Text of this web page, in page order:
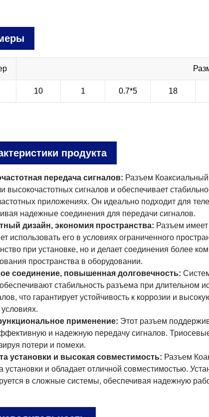
10 1 0.7*5 18
продукта
передача сигналов: Разъем
высокочастотных сигналов и обеспечивает
приложениях. Он идеально подходит для
надежные соединения для передачи сигналов.
дизайн, экономия пространства: Разъем
использовать его в условиях ограниченного
при установке, но и делает соединения более
пространства в оборудовании.
соединение, повышенная долговечность:
стабильность разъема при длительном
что гарантирует устойчивость к коррозии и
применение: Этот разъем
и надежную передачу сигналов.
потери и помехи.
установки и высокая совместимость: Разъем
установки и обладает отличной совместимостью.
в сложные системы, обеспечивая надежную